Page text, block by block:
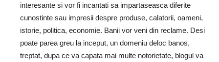
interesante si vor fi incantati sa impartaseasca diferite
cunostinte sau impresii despre produse, calatorii, oameni,
istorie, politica, economie. Banii vor veni din reclame. Desi
poate parea greu la inceput, un domeniu deloc banos,
treptat, dupa ce va capata mai multe notorietate, blogul va